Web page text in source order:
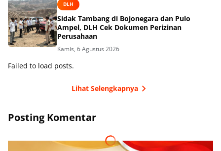
DLH
Sidak Tambang di Bojonegara dan Pulo
Ampel, DLH Cek Dokumen Perizinan
Perusahaan
Kamis, 6 Agustus 2026
Failed to load posts.
Lihat Selengkapnya
Posting Komentar